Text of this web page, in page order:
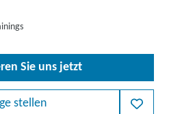
Sie uns jetzt
stellen